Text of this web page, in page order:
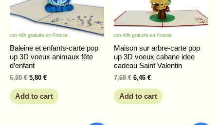
Baleine et enfants-carte pop
up 3D voeux animaux fête
d’enfant
6,80€ 5,80 €
Add to cart
Maison sur arbre-carte pop
up 3D voeux cabane idee
cadeau Saint Valentin
7,68€ 6,46 €
Add to cart